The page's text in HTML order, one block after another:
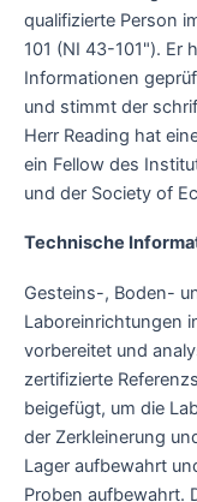
qualifizierte Person
101 (NI 43-101"). Er
Informationen
und stimmt der
Herr Reading hat
ein Fellow des
und der Society of
Technische
Gesteins-, Boden-
Laboreinrichtungen
vorbereitet und
zertifizierte
beigefügt, um die
der Zerkleinerung
Lager aufbewahrt
Proben aufbewahrt.